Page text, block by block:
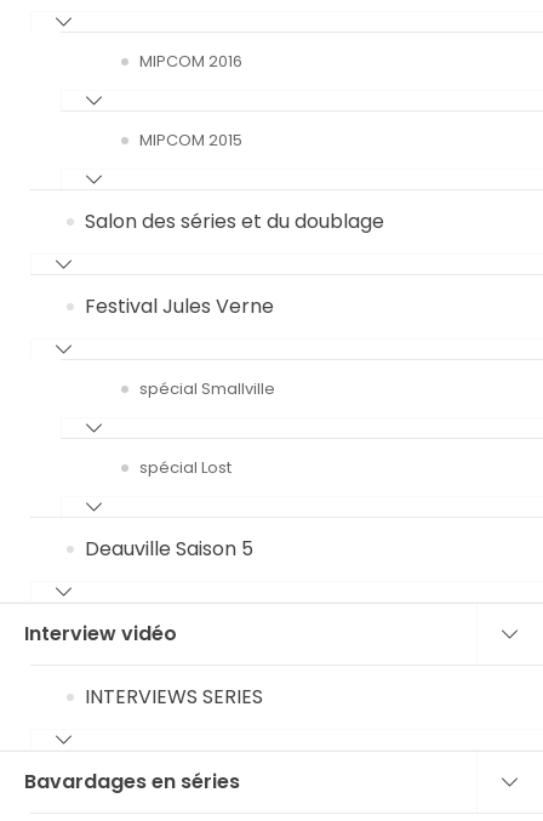
MIPCOM 2016
MIPCOM 2015
Salon des séries et du doublage
Festival Jules Verne
spécial Smallville
spécial Lost
Deauville Saison 5
Interview vidéo
INTERVIEWS SERIES
Bavardages en séries